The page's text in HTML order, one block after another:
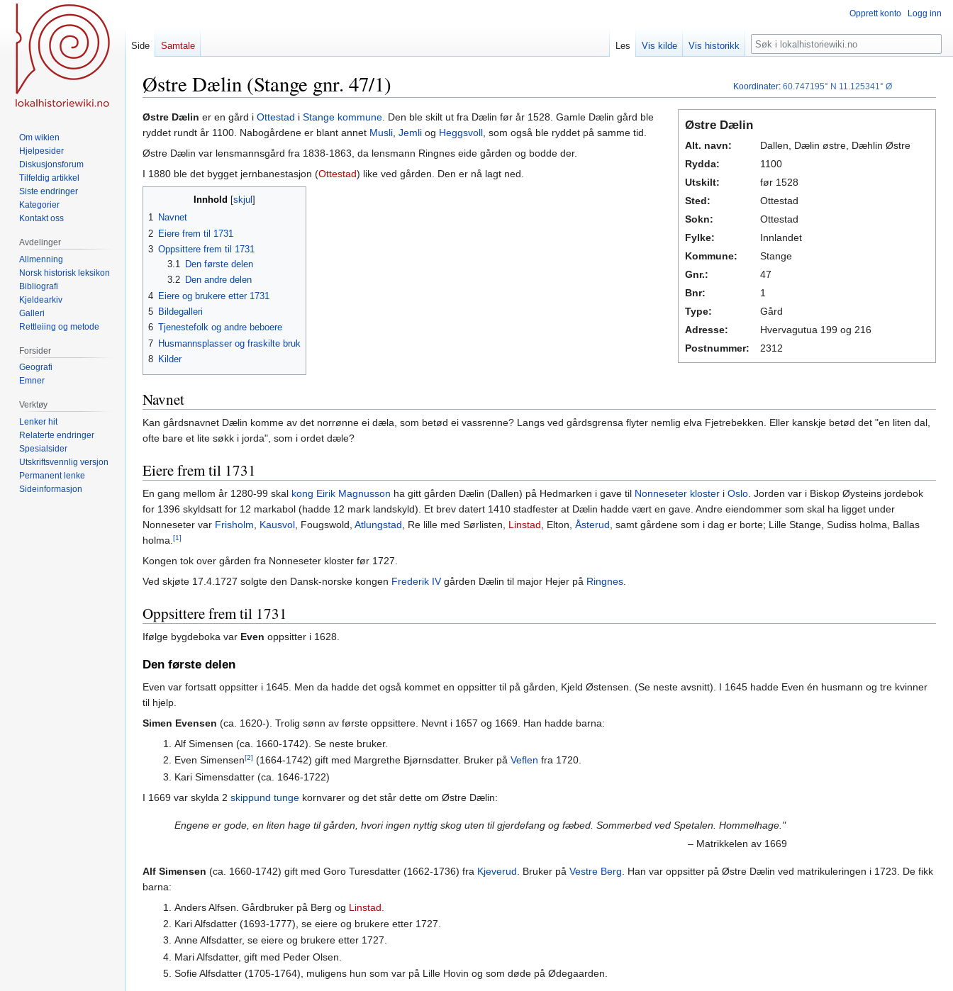
Østre Dælin (Stange gnr. 47/1)
Hopp
til
navigering
Hopp
til
søk
Østre Dælin
Alt. navn:
Dallen, Dælin østre, Dæhlin Østre
Rydda:
1100
Utskilt:
før 1528
Sted:
Ottestad
Sokn:
Ottestad
Fylke:
Innlandet
Kommune:
Stange
Gnr.:
47
Bnr:
1
Type:
Gård
Adresse:
Hvervagutua 199 og 216
Postnummer:
2312
Østre Dælin er en gård i Ottestad i Stange kommune. Den ble skilt ut fra Dælin før år 1528. Gamle Dælin gård ble
ryddet rundt år 1100. Nabogårdene er blant annet Musli, Jemli og Heggsvoll, som også ble ryddet på samme tid.
Østre Dælin var lensmannsgård fra 1838-1863, da lensmann Ringnes eide gården og bodde der.
I 1880 ble det bygget jernbanestasjon (Ottestad) like ved gården. Den er nå lagt ned.
Innhold
1 Navnet
2 Eiere frem til 1731
3 Oppsittere frem til 1731
3.1
Den første delen
3.2
Den andre delen
4 Eiere og brukere etter 1731
5 Bildegalleri
6 Tjenestefolk og andre beboere
7 Husmannsplasser og fraskilte bruk
8 Kilder
Navnet
Kan gårdsnavnet Dælin komme av det norrønne ei dæla, som betød ei vassrenne? Langs ved gårdsgrensa flyter nemlig elva Fjetrebekken. Eller kanskje betød det "en liten dal,
ofte bare et lite søkk i jorda", som i ordet dæle?
Eiere frem til 1731
En gang mellom år 1280-99 skal kong Eirik Magnusson ha gitt gården Dælin (Dallen) på Hedmarken i gave til Nonneseter kloster i Oslo. Jorden var i Biskop Øysteins jordebok
for 1396 skyldsatt for 12 markabol (hadde 12 mark landskyld). Et brev datert 1410 stadfester at Dælin hadde vært en gave. Andre eiendommer som skal ha ligget under
Nonneseter var Frisholm, Kausvol, Fougswold, Atlungstad, Re lille med Sørlisten, Linstad, Elton, Åsterud, samt gårdene som i dag er borte; Lille Stange, Sudiss holma, Ballas
holma.[1]
Kongen tok over gården fra Nonneseter kloster før 1727.
Ved skjøte 17.4.1727 solgte den Dansk-norske kongen Frederik IVgården Dælin til major Hejer på Ringnes.
Oppsittere frem til 1731
Ifølge bygdeboka var Even oppsitter i 1628.
Den første delen
Even var fortsatt oppsitter i 1645. Men da hadde det også kommet en oppsitter til på gården, Kjeld Østensen. (Se neste avsnitt). I 1645 hadde Even én husmann og tre kvinner
til hjelp.
Simen Evensen (ca. 1620-). Trolig sønn av første oppsittere. Nevnt i 1657 og 1669. Han hadde barna:
Alf Simensen (ca. 1660-1742). Se neste bruker.
Even Simensen[2] (1664-1742) gift med Margrethe Bjørnsdatter. Bruker på Veflen fra 1720.
Kari Simensdatter (ca. 1646-1722)
I 1669 var skylda 2 skippund tunge kornvarer og det står dette om Østre Dælin:
Engene er gode, en liten hage til gården, hvori ingen nyttig skog uten til gjerdefang og fæbed. Sommerbed ved Spetalen. Hommelhage."
– Matrikkelen av 1669
Alf Simensen (ca. 1660-1742) gift med Goro Turesdatter (1662-1736) fra Kjeverud . Bruker på Vestre Berg . Han var oppsitter på Østre Dælin ved matrikuleringen i 1723. De fikk
barna:
Anders Alfsen. Gårdbruker på Berg og Linstad
Kari Alfsdatter (1693-1777), se eiere og brukere etter 1727.
Anne Alfsdatter, se eiere og brukere etter 1727.
Mari Alfsdatter, gift med Peder Olsen.
Sofie Alfsdatter (1705-1764), muligens hun som var på Lille Hovin og som døde på Ødegaarden.
Koordinater:60.747195° N 11.125341° Ø
Opprett konto Logg inn
Side Samtale Les Vis kilde Vis historikk Søk
Om wikien
Hjelpesider
Diskusjonsforum
Tilfeldig artikkel
Siste endringer
Kategorier
Kontakt oss
Avdelinger
Allmenning
Norsk historisk leksikon
Bibliografi
Kjeldearkiv
Galleri
Rettleiing og metode
Forsider
Geografi
Emner
Verktøy
Lenker hit
Relaterte endringer
Spesialsider
Utskriftsvennlig versjon
Permanent lenke
Sideinformasjon